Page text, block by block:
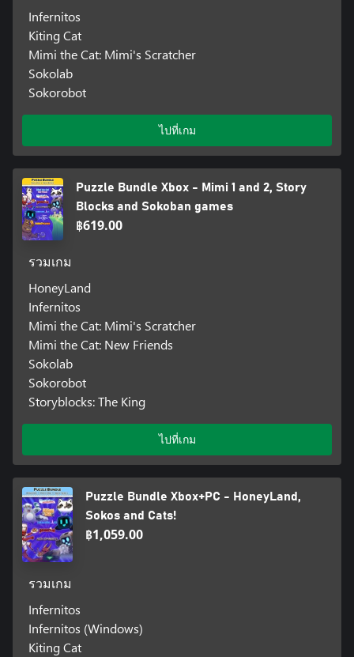
Infernitos
Kiting Cat
Mimi the Cat: Mimi's Scratcher
Sokolab
Sokorobot
ไปที่เกม
Puzzle Bundle Xbox - Mimi 1 and 2, Story
Blocks and Sokoban games
฿619.00
รวมเกม
HoneyLand
Infernitos
Mimi the Cat: Mimi's Scratcher
Mimi the Cat: New Friends
Sokolab
Sokorobot
Storyblocks: The King
ไปที่เกม
Puzzle Bundle Xbox+PC - HoneyLand,
Sokos and Cats!
฿1,059.00
รวมเกม
Infernitos
Infernitos (Windows)
Kiting Cat